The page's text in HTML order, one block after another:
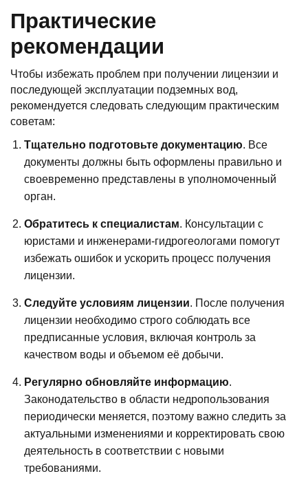
Практические
рекомендации
Чтобы избежать проблем при получении лицензии и
последующей эксплуатации подземных вод,
рекомендуется следовать следующим практическим
советам:
Тщательно подготовьте документацию. Все
документы должны быть оформлены правильно и
своевременно представлены в уполномоченный
орган.
Обратитесь к специалистам. Консультации с
юристами и инженерами-гидрогеологами помогут
избежать ошибок и ускорить процесс получения
лицензии.
Следуйте условиям лицензии. После получения
лицензии необходимо строго соблюдать все
предписанные условия, включая контроль за
качеством воды и объемом её добычи.
Регулярно обновляйте информацию.
Законодательство в области недропользования
периодически меняется, поэтому важно следить за
актуальными изменениями и корректировать свою
деятельность в соответствии с новыми
требованиями.